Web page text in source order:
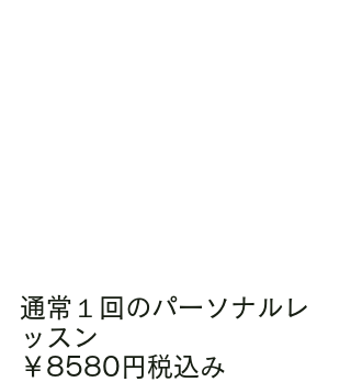
通常１回のパーソナルレ
ッスン
￥8580円税込み